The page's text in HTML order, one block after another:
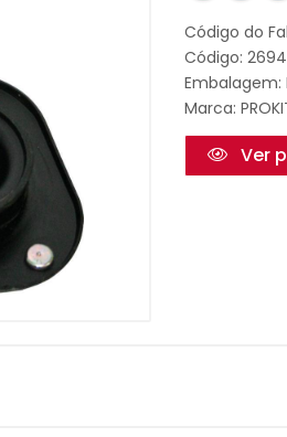
Código do
Código:
Embalagem:
Marca:
Ver